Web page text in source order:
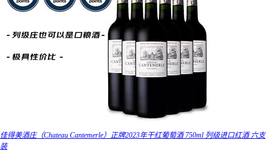
佳得美酒庄（Chateau Cantemerle）正牌2023年干红葡萄酒 750ml 列级进口红酒 六支
装